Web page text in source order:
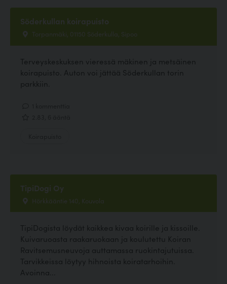
Söderkullan koirapuisto
Torpanmäki, 01150 Söderkulla, Sipoo
Terveyskeskuksen vieressä mäkinen ja metsäinen
koirapuisto. Auton voi jättää Söderkullan torin
parkkiin.
TipiDogi Oy
Hörkkääntie 140, Kouvola
TipiDogista löydät kaikkea kivaa koirille ja kissoille.
Kuivaruoasta raakaruokaan ja koulutettu Koiran
Ravitsemusneuvoja auttamassa ruokintajutuissa.
Tarvikkeissa löytyy hihnoista koiratarhoihin.
Avoinna...